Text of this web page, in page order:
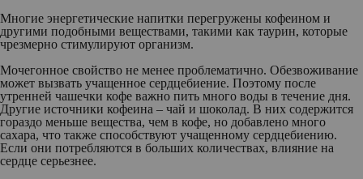
Многие энергетические напитки перегружены кофеином и
другими подобными веществами, такими как таурин, которые
чрезмерно стимулируют организм.
Мочегонное свойство не менее проблематично. Обезвоживание
может вызвать учащенное сердцебиение. Поэтому после
утренней чашечки кофе важно пить много воды в течение дня.
Другие источники кофеина – чай и шоколад. В них содержится
гораздо меньше вещества, чем в кофе, но добавлено много
сахара, что также способствуют учащенному сердцебиению.
Если они потребляются в больших количествах, влияние на
сердце серьезнее.